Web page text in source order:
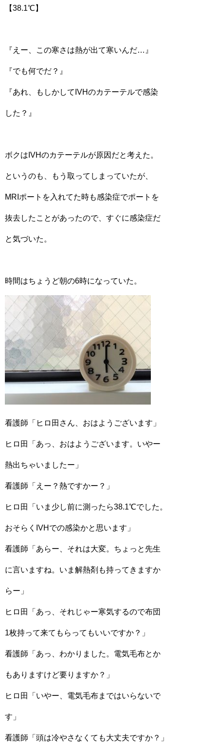
【38.1℃】
『えー、この寒さは熱が出て寒いんだ…』
『でも何でだ？』
『あれ、もしかしてIVHのカテーテルで感染
した？』
ボクはIVHのカテーテルが原因だと考えた。
というのも、もう取ってしまっていたが、
MRIポートを入れてた時も感染症でポートを
抜去したことがあったので、すぐに感染症だ
と気づいた。
時間はちょうど朝の6時になっていた。
看護師「ヒロ田さん、おはようございます」
ヒロ田「あっ、おはようございます。いやー
熱出ちゃいましたー」
看護師「えー？熱ですかー？」
ヒロ田「いま少し前に測ったら38.1℃でした。
おそらくIVHでの感染かと思います」
看護師「あらー、それは大変。ちょっと先生
に言いますね。いま解熱剤も持ってきますか
らー」
ヒロ田「あっ、それじゃー寒気するので布団
1枚持って来てもらってもいいですか？」
看護師「あっ、わかりました。電気毛布とか
もありますけど要りますか？」
ヒロ田「いやー、電気毛布まではいらないで
す」
看護師「頭は冷やさなくても大丈夫ですか？」